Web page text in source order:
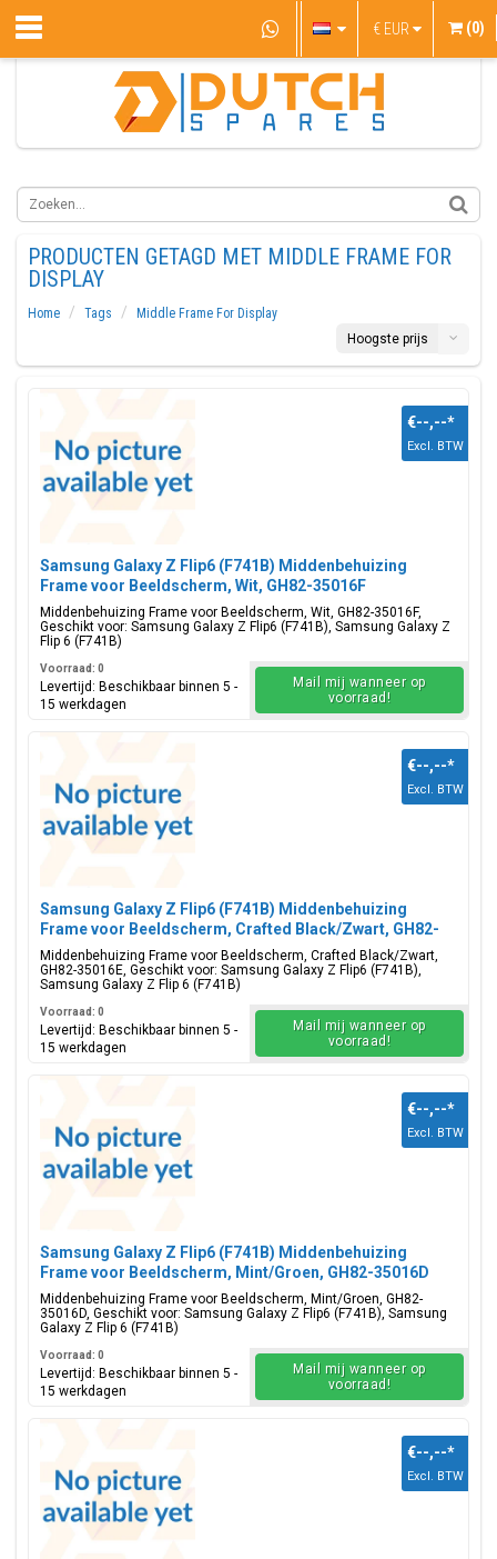
€ EUR (0)
PRODUCTEN GETAGD MET MIDDLE FRAME FOR
DISPLAY
Home Tags
Middle Frame For Display
Hoogste prijs
Samsung Galaxy Z Flip6 (F741B) Middenbehuizing
Frame voor Beeldscherm, Wit, GH82-35016F
Middenbehuizing Frame voor Beeldscherm, Wit, GH82-35016F,
Geschikt voor: Samsung Galaxy Z Flip6 (F741B), Samsung Galaxy Z
Flip 6 (F741B)
€--,--*
Excl. BTW
Voorraad: 0
Levertijd: Beschikbaar binnen 5 -
15 werkdagen
Mail mij wanneer op
voorraad!
Samsung Galaxy Z Flip6 (F741B) Middenbehuizing
Frame voor Beeldscherm, Crafted Black/Zwart, GH82-
35016E
Middenbehuizing Frame voor Beeldscherm, Crafted Black/Zwart,
GH82-35016E, Geschikt voor: Samsung Galaxy Z Flip6 (F741B),
Samsung Galaxy Z Flip 6 (F741B)
€--,--*
Excl. BTW
Voorraad: 0
Levertijd: Beschikbaar binnen 5 -
15 werkdagen
Mail mij wanneer op
voorraad!
Samsung Galaxy Z Flip6 (F741B) Middenbehuizing
Frame voor Beeldscherm, Mint/Groen, GH82-35016D
Middenbehuizing Frame voor Beeldscherm, Mint/Groen, GH82-
35016D, Geschikt voor: Samsung Galaxy Z Flip6 (F741B), Samsung
Galaxy Z Flip 6 (F741B)
€--,--*
Excl. BTW
Voorraad: 0
Levertijd: Beschikbaar binnen 5 -
15 werkdagen
Mail mij wanneer op
voorraad!
€--,--*
Excl. BTW